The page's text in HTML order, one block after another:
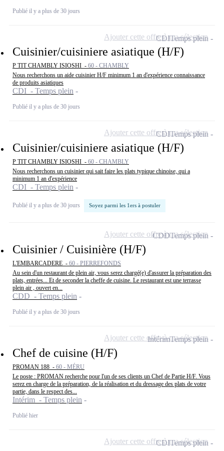
Publié il y a plus de 30 jours
Cuisinier/cuisiniere asiatique (H/F)
P TIT CHAMBLY ISIOSHI - 60 - CHAMBLY
Nous recherchons un aide cuisinier H/F minimum 1 an d'expérience connaissance
de produits asiatiques
CDI - Temps plein
Publié il y a plus de 30 jours
CDITemps plein
Ajouter cette offre à ma sélection
Cuisinier/cuisiniere asiatique (H/F)
P TIT CHAMBLY ISIOSHI - 60 - CHAMBLY
Nous recherchons un cuisinier qui sait faire les plats typique chinoise, qui a
minimum 1 an d'expérience
CDI - Temps plein
Publié il y a plus de 30 jours Soyez parmi les 1ers à postuler
CDITemps plein
Ajouter cette offre à ma sélection
Cuisinier / Cuisinière (H/F)
L'EMBARCADERE - 60 - PIERREFONDS
Au sein d'un restaurant de plein air, vous serez chargé(e) d'assurer la préparation des
plats, entrées... Et de seconder la cheffe de cuisine. Le restaurant est une terrasse
plein air , ouvert en...
CDD - Temps plein
Publié il y a plus de 30 jours
CDDTemps plein
Ajouter cette offre à ma sélection
Chef de cuisine (H/F)
PROMAN 188 - 60 - MÉRU
Le poste : PROMAN recherche pour l'un de ses clients un Chef de Partie H/F. Vous
serez en charge de la préparation, de la réalisation et du dressage des plats de votre
partie, dans le respect des...
Intérim - Temps plein
Publié hier
IntérimTemps plein
Ajouter cette offre à ma sélection
CDITemps plein
Ajouter cette offre à ma sélection